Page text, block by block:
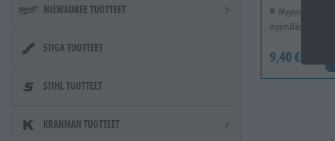
MILWAUKEE TUOTTEET
STIGA TUOTTEET
STIHL TUOTTEET
KRANMAN TUOTTEET
Myynnissä vain
myymälässä.
9,40 €